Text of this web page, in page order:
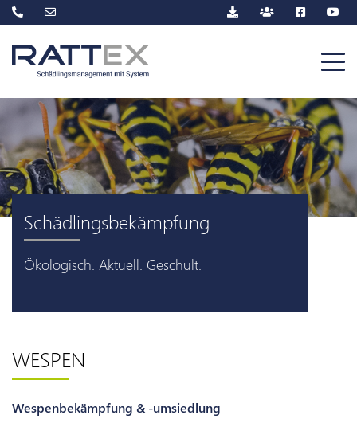
Schädlingsbekämpfung
Ökologisch. Aktuell. Geschult.
WESPEN
Wespenbekämpfung & -umsiedlung